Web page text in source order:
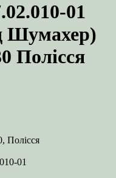
01
Шумахер)
Полісся
Полісся
01